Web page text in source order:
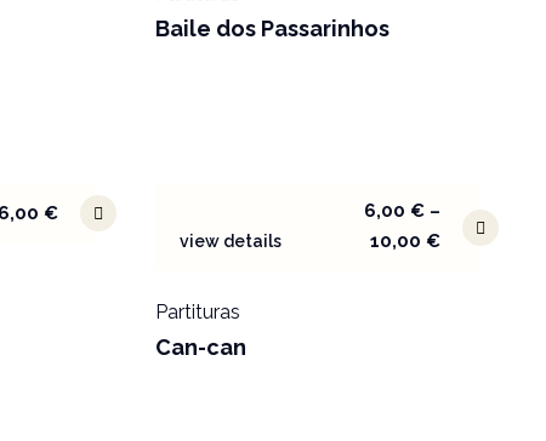
Baile dos Passarinhos
6,00€
view details
6,00€ –
10,00€
Partituras
Can-can